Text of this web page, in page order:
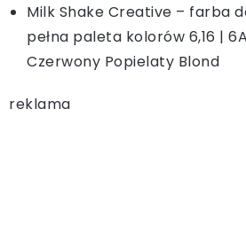
Milk Shake Creative – farba
pełna paleta kolorów 6,16 |
Czerwony Popielaty Blond
reklama